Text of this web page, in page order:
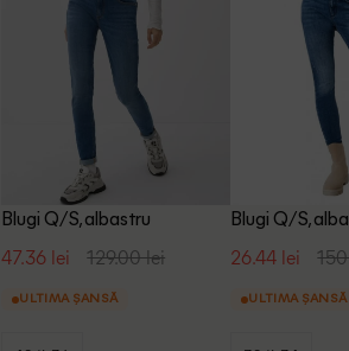
Blugi Q/S, albastru
47.36 lei 129.00 lei
ULTIMA ȘANSĂ
Blugi Q/S,
26.44 lei
ULTIMA ȘANSĂ